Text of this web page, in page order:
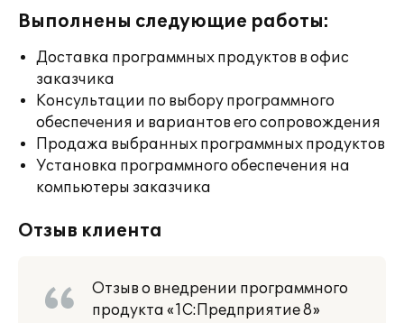
Выполнены следующие работы:
Доставка программных продуктов в офис
заказчика
Консультации по выбору программного
обеспечения и вариантов его сопровождения
Продажа выбранных программных продуктов
Установка программного обеспечения на
компьютеры заказчика
Отзыв клиента
Отзыв о внедрении программного
продукта «1С:Предприятие 8»